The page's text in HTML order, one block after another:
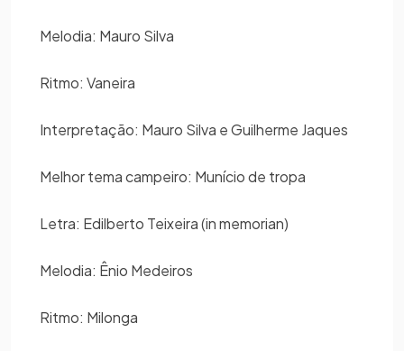
Melodia: Mauro Silva
Ritmo: Vaneira
Interpretação: Mauro Silva e Guilherme Jaques
Melhor tema campeiro: Munício de tropa
Letra: Edilberto Teixeira (in memorian)
Melodia: Ênio Medeiros
Ritmo: Milonga